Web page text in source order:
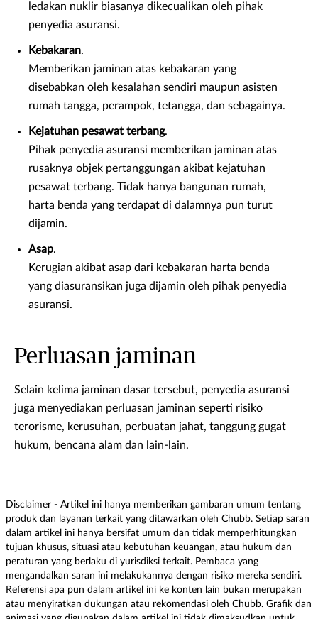
ledakan nuklir biasanya dikecualikan oleh pihak
penyedia asuransi.
Kebakaran.
Memberikan jaminan atas kebakaran yang
disebabkan oleh kesalahan sendiri maupun asisten
rumah tangga, perampok, tetangga, dan sebagainya.
Kejatuhan pesawat terbang.
Pihak penyedia asuransi memberikan jaminan atas
rusaknya objek pertanggungan akibat kejatuhan
pesawat terbang. Tidak hanya bangunan rumah,
harta benda yang terdapat di dalamnya pun turut
dijamin.
Asap.
Kerugian akibat asap dari kebakaran harta benda
yang diasuransikan juga dijamin oleh pihak penyedia
asuransi.
Perluasan jaminan
Selain kelima jaminan dasar tersebut, penyedia asuransi
juga menyediakan perluasan jaminan seperti risiko
terorisme, kerusuhan, perbuatan jahat, tanggung gugat
hukum, bencana alam dan lain-lain.
Disclaimer - Artikel ini hanya memberikan gambaran umum tentang
produk dan layanan terkait yang ditawarkan oleh Chubb. Setiap saran
dalam artikel ini hanya bersifat umum dan tidak memperhitungkan
tujuan khusus, situasi atau kebutuhan keuangan, atau hukum dan
peraturan yang berlaku di yurisdiksi terkait. Pembaca yang
mengandalkan saran ini melakukannya dengan risiko mereka sendiri.
Referensi apa pun dalam artikel ini ke konten lain bukan merupakan
atau menyiratkan dukungan atau rekomendasi oleh Chubb. Grafik dan